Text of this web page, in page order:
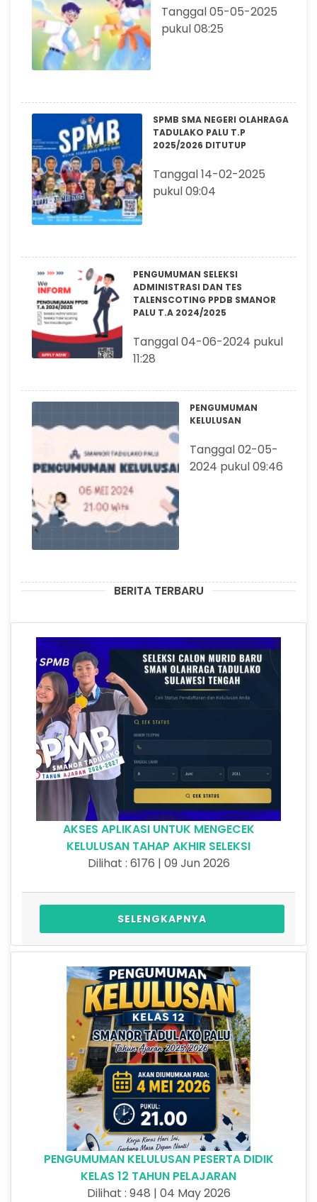
Tanggal 05-05-2025
pukul 08:25
SPMB SMA NEGERI OLAHRAGA
TADULAKO PALU T.P
2025/2026 DITUTUP
Tanggal 14-02-2025
pukul 09:04
PENGUMUMAN SELEKSI
ADMINISTRASI DAN TES
TALENSCOTING PPDB SMANOR
PALU T.A 2024/2025
Tanggal 04-06-2024 pukul
11:28
PENGUMUMAN
KELULUSAN
Tanggal 02-05-
2024 pukul 09:46
BERITA TERBARU
AKSES APLIKASI UNTUK MENGECEK
KELULUSAN TAHAP AKHIR SELEKSI
Dilihat : 6176 | 09 Jun 2026
SELENGKAPNYA
PENGUMUMAN KELULUSAN PESERTA DIDIK
KELAS 12 TAHUN PELAJARAN
Dilihat : 948 | 04 May 2026